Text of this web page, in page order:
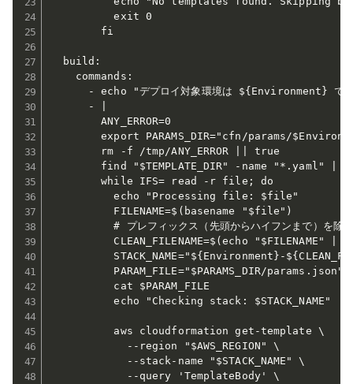
          exit 0
        fi
  build:
    commands:
- echo "デプロイ対象環境は ${Environment} で
      - |
        ANY_ERROR=0
export PARAMS_DIR="cfn/params/
        rm -f /tmp/ANY_ERROR || true
find "$TEMPLATE_DIR" -name "*.yaml" |
        while IFS= read -r file; do
          echo "Processing file: $file"
          FILENAME=$(basename "$file")
# プレフィックス（先頭からハイフンまで）を除
CLEAN_FILENAME=$(echo "$FILENAME" |
STACK_NAME="${Environment}-
          PARAM_FILE="$PARAMS_DIR/params.json"
          cat $PARAM_FILE
          echo "Checking stack: $STACK_NAME"
          aws cloudformation get-template \
            --region "$AWS_REGION" \
            --stack-name "$STACK_NAME" \
            --query 'TemplateBody' \